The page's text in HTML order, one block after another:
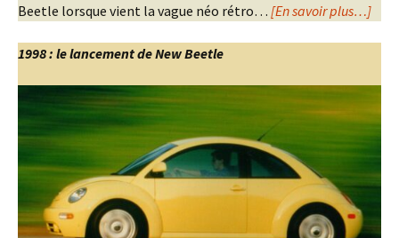
Beetle lorsque vient la vague néo rétro… [En savoir plus…]
1998 : le lancement de New Beetle